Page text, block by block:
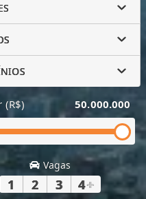
(R$) 50.000.000
Vagas
1 2 3 4+